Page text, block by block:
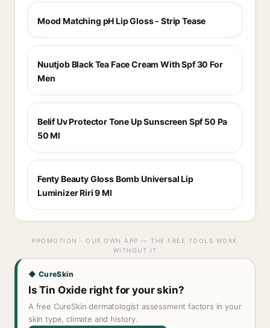
Mood Matching pH Lip Gloss - Strip Tease
Nuutjob Black Tea Face Cream With Spf 30 For
Men
Belif Uv Protector Tone Up Sunscreen Spf 50 Pa
50 Ml
Fenty Beauty Gloss Bomb Universal Lip
Luminizer Riri 9 Ml
PROMOTION · OUR OWN APP — THE FREE TOOLS WORK
WITHOUT IT
◆ CureSkin
Is Tin Oxide right for your skin?
A free CureSkin dermatologist assessment factors in your
skin type, climate and history.